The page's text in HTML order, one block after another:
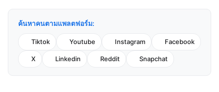
ค้นหาคนตามแพลตฟอร์ม:
Tiktok Youtube Instagram Facebook
X Linkedin Reddit Snapchat